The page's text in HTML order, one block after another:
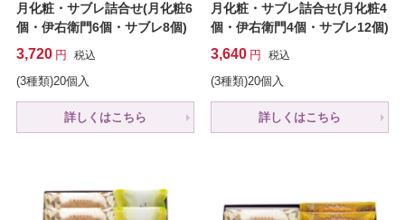
月化粧・サブレ詰合せ(月化粧6
個・伊右衛門6個・サブレ8個)
3,720 税込
(3種類)20個入
詳しくはこちら
月化粧・サブレ詰合せ(月化粧4
個・伊右衛門4個・サブレ12個)
3,640 税込
(3種類)20個入
詳しくはこちら